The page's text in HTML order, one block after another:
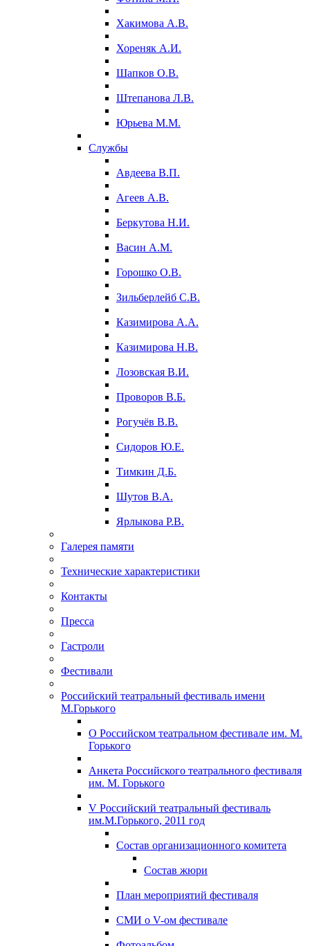
Хакимова А.В.
Хореняк А.И.
Шапков О.В.
Штепанова Л.В.
Юрьева М.М.
Службы
Авдеева В.П.
Агеев А.В.
Беркутова Н.И.
Васин А.М.
Горошко О.В.
Зильберлейб С.В.
Казимирова А.А.
Казимирова Н.В.
Лозовская В.И.
Проворов В.Б.
Рогучёв В.В.
Сидоров Ю.Е.
Тимкин Д.Б.
Шутов В.А.
Ярлыкова Р.В.
Галерея памяти
Технические характеристики
Контакты
Пресса
Гастроли
Фестивали
Российский театральный фестиваль имени
М.Горького
О Российском театральном фестивале им. М.
Горького
Анкета Российского театрального фестиваля
им. М. Горького
V Российский театральный фестиваль
им.М.Горького, 2011 год
Состав организационного комитета
Состав жюри
План мероприятий фестиваля
СМИ о V-ом фестивале